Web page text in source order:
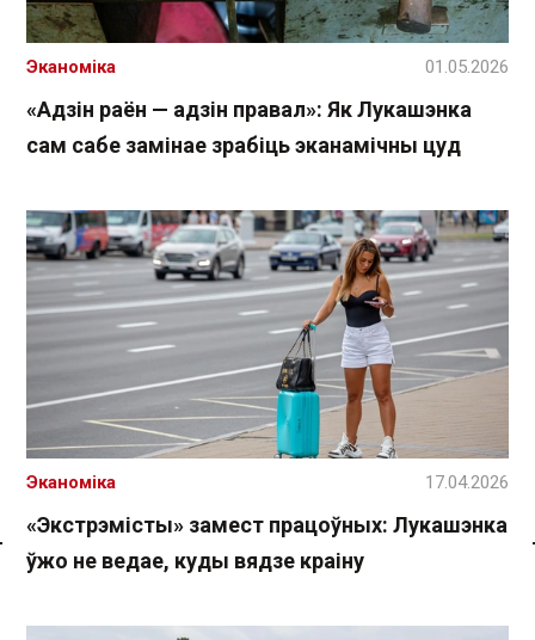
Спасылка без VPN
«Адзін раён — адзін правал»: Як Лукашэнка
сам сабе замінае зрабіць эканамічны цуд
Эканоміка 01.05.2026
«Экстрэмісты» замест працоўных: Лукашэнка
ўжо не ведае, куды вядзе краіну
Эканоміка 17.04.2026